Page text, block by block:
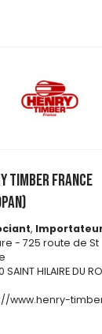
TIMBER FRANCE
,
- 725 route de St
HILAIRE DU
www.henry-